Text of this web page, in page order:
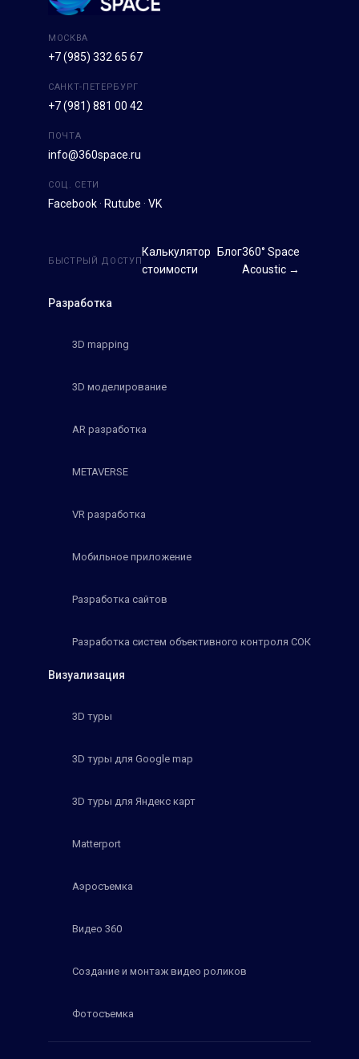
МОСКВА
+7 (985) 332 65 67
САНКТ-ПЕТЕРБУРГ
+7 (981) 881 00 42
ПОЧТА
info@360space.ru
СОЦ. СЕТИ
Facebook · Rutube · VK
Разработка
3D mapping
3D моделирование
AR разработка
METAVERSE
VR разработка
Мобильное приложение
Разработка сайтов
Разработка систем объективного контроля СОК
Визуализация
3D туры
3D туры для Google map
3D туры для Яндекс карт
Matterport
Аэросъемка
Видео 360
Создание и монтаж видео роликов
Фотосъемка
БЫСТРЫЙ ДОСТУП
Калькулятор
стоимости
Блог360° Space
Acoustic →